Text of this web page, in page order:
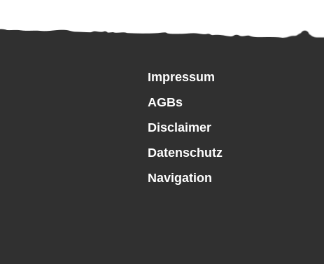
Impressum
AGBs
Disclaimer
Datenschutz
Navigation